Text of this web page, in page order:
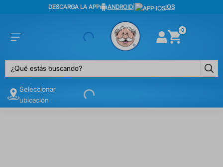
DESCARGA LA APP ANDROID IOS
0
¿Qué estás buscando?
Seleccionar
ubicación